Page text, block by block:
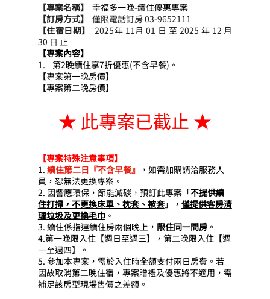
【專案名稱】
幸福多一晚-續住優惠專案
【訂房方式】 僅限電話訂房 03-9652111
【住宿日期】
2025年 11月 01 日 至 2025 年 12 月
30 日 止
【專案內容】
1.    第2晚續住享7折優惠(不含早餐) 。
【專案第一晚房價】
【專案第二晚房價】
★ 此專案已截止 ★
【專案特殊注意事項】
1. 續住第二日『不含早餐』 ，如需加購請洽服務人
員，恕無法更換專案。
2. 因響應環保，節能減碳，預訂此專案「不提供續
住打掃，不更換床單、枕套、被套」， 僅提供客房清
理垃圾及更換毛巾。
3. 續住係指連續住房兩個晚上， 限住同一間房。
4.第一晚限入住【週日至週三】，第二晚限入住【週
一至週四】。
5. 參加本專案，需於入住時全額支付兩日房費。若
因故取消第二晚住宿，專案贈禮及優惠將不適用，需
補足該房型現場售價之差額。